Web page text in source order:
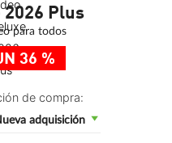
2026 Plus
para todos
36 %
de compra:
adquisición